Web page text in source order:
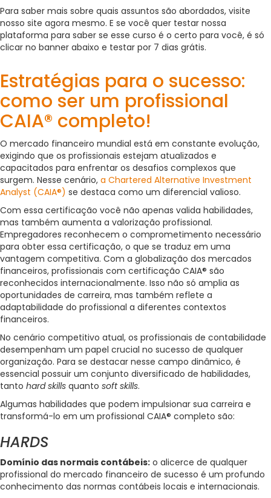
Para saber mais sobre quais assuntos são abordados, visite
nosso site agora mesmo. E se você quer testar nossa
plataforma para saber se esse curso é o certo para você, é só
clicar no banner abaixo e testar por 7 dias grátis.
Estratégias para o sucesso:
como ser um profissional
CAIA® completo!
O mercado financeiro mundial está em constante evolução,
exigindo que os profissionais estejam atualizados e
capacitados para enfrentar os desafios complexos que
surgem. Nesse cenário, a Chartered Alternative Investment
Analyst (CAIA®) se destaca como um diferencial valioso.
Com essa certificação você não apenas valida habilidades,
mas também aumenta a valorização profissional.
Empregadores reconhecem o comprometimento necessário
para obter essa certificação, o que se traduz em uma
vantagem competitiva. Com a globalização dos mercados
financeiros, profissionais com certificação CAIA® são
reconhecidos internacionalmente. Isso não só amplia as
oportunidades de carreira, mas também reflete a
adaptabilidade do profissional a diferentes contextos
financeiros.
No cenário competitivo atual, os profissionais de contabilidade
desempenham um papel crucial no sucesso de qualquer
organização. Para se destacar nesse campo dinâmico, é
essencial possuir um conjunto diversificado de habilidades,
tanto hard skills quanto soft skills.
Algumas habilidades que podem impulsionar sua carreira e
transformá-lo em um profissional CAIA® completo são:
HARDS
Domínio das normais contábeis: o alicerce de qualquer
profissional do mercado financeiro de sucesso é um profundo
conhecimento das normas contábeis locais e internacionais.